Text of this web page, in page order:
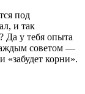
под
и так
Да у тебя опыта
советом —
«забудет корни».